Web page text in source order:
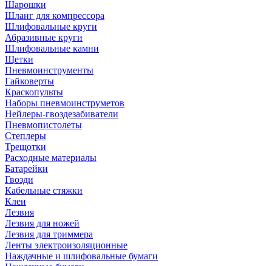
Шарошки
Шланг для компрессора
Шлифовальные круги
Абразивные круги
Шлифовальные камни
Щетки
Пневмоинструменты
Гайковерты
Краскопульты
Наборы пневмоинструметов
Нейлеры-гвоздезабиватели
Пневмопистолеты
Степлеры
Трещотки
Расходные материалы
Батарейки
Гвозди
Кабельные стяжки
Клеи
Лезвия
Лезвия для ножей
Лезвия для триммера
Ленты электроизоляционные
Наждачные и шлифовальные бумаги